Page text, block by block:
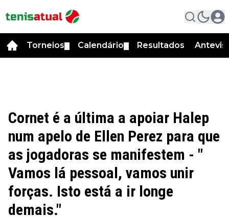
Torneios Calendário Resultados
Cornet é a última a apoiar Halep
num apelo de Ellen Perez para que
as jogadoras se manifestem - "
Vamos lá pessoal, vamos unir
forças. Isto está a ir longe
demais."